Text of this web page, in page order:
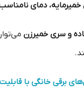
خمیرمایه، دمای
و سری خمیرزن
برقی خانگی با